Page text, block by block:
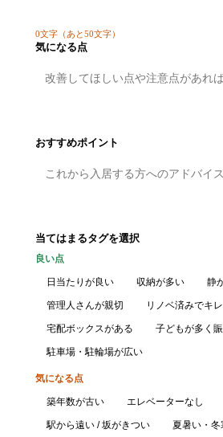
0文字 （あと50文字）
気になる点
おすすめポイント
当てはまるタグを選択
良い点
日当たりが良い 収納が多い 静
管理人さんが親切 リノベ済みでキ
宅配ボックスがある 子どもが多く
駐車場・駐輪場が広い
気になる点
築年数が古い エレベーターなし
駅から遠い / 坂がきつい 夏暑い・冬